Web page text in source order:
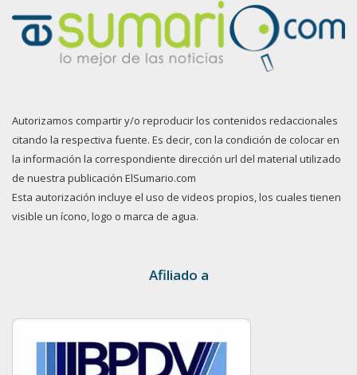
Autorizamos compartir y/o reproducir los contenidos redaccionales
citando la respectiva fuente. Es decir, con la condición de colocar en
la información la correspondiente dirección url del material utilizado
de nuestra publicación ElSumario.com
Esta autorización incluye el uso de videos propios, los cuales tienen
visible un ícono, logo o marca de agua.
Afiliado a